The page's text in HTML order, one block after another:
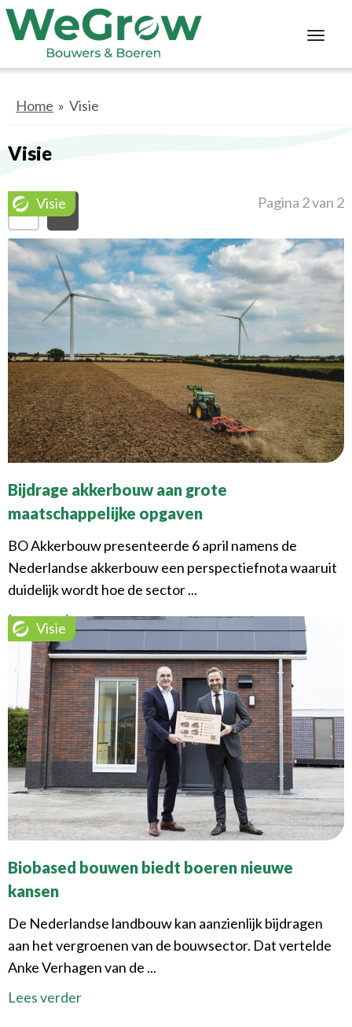
Home » Visie
Visie
1 2 Pagina 2 van 2
Visie
Bijdrage akkerbouw aan grote
maatschappelijke opgaven
BO Akkerbouw presenteerde 6 april namens de
Nederlandse akkerbouw een perspectiefnota waaruit
duidelijk wordt hoe de sector ...
Lees verder
Visie
Biobased bouwen biedt boeren nieuwe
kansen
De Nederlandse landbouw kan aanzienlijk bijdragen
aan het vergroenen van de bouwsector. Dat vertelde
Anke Verhagen van de ...
Lees verder